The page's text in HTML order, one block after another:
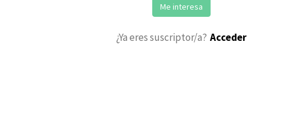
Me interesa
¿Ya eres suscriptor/a? Acceder